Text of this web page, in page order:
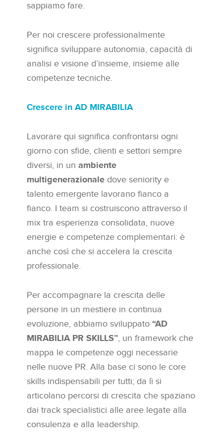
sappiamo fare.
Per noi crescere professionalmente
significa sviluppare autonomia, capacità di
analisi e visione d’insieme, insieme alle
competenze tecniche.
Crescere in AD MIRABILIA
Lavorare qui significa confrontarsi ogni
giorno con sfide, clienti e settori sempre
diversi, in un ambiente
multigenerazionale dove seniority e
talento emergente lavorano fianco a
fianco. I team si costruiscono attraverso il
mix tra esperienza consolidata, nuove
energie e competenze complementari: è
anche così che si accelera la crescita
professionale.
Per accompagnare la crescita delle
persone in un mestiere in continua
evoluzione, abbiamo sviluppato “AD
MIRABILIA PR SKILLS”, un framework che
mappa le competenze oggi necessarie
nelle nuove PR. Alla base ci sono le core
skills indispensabili per tutti; da lì si
articolano percorsi di crescita che spaziano
dai track specialistici alle aree legate alla
consulenza e alla leadership.